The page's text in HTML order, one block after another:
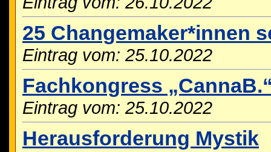
25 Changemaker*innen
Eintrag vom: 25.10.2022
Fachkongress
Eintrag vom: 25.10.2022
Herausforderung Mystik